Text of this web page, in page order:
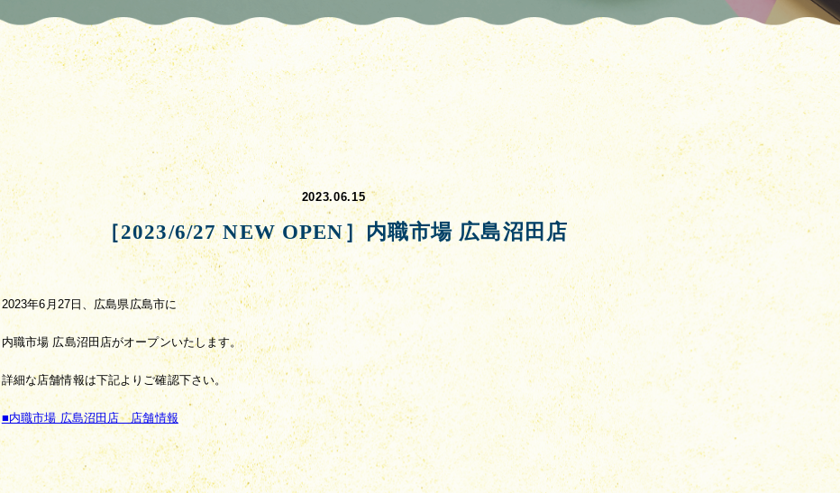
2023.06.15
［2023/6/27 NEW OPEN］内職市場 広島沼田店
2023年6月27日、広島県広島市に
内職市場 広島沼田店がオープンいたします。
詳細な店舗情報は下記よりご確認下さい。
■内職市場 広島沼田店　店舗情報